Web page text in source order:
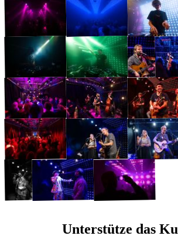
Unterstütze das